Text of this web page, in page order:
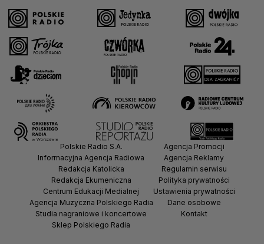
Polskie Radio S.A.
Informacyjna Agencja Radiowa
Redakcja Katolicka
Redakcja Ekumeniczna
Centrum Edukacji Medialnej
Agencja Muzyczna Polskiego Radia
Studia nagraniowe i koncertowe
Sklep Polskiego Radia
Agencja Promocji
Agencja Reklamy
Regulamin serwisu
Polityka prywatności
Ustawienia prywatności
Dane osobowe
Kontakt